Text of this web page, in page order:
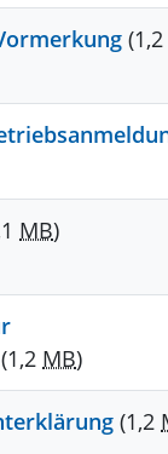
(1,2
MB)
(1,2 MB)
(1,2